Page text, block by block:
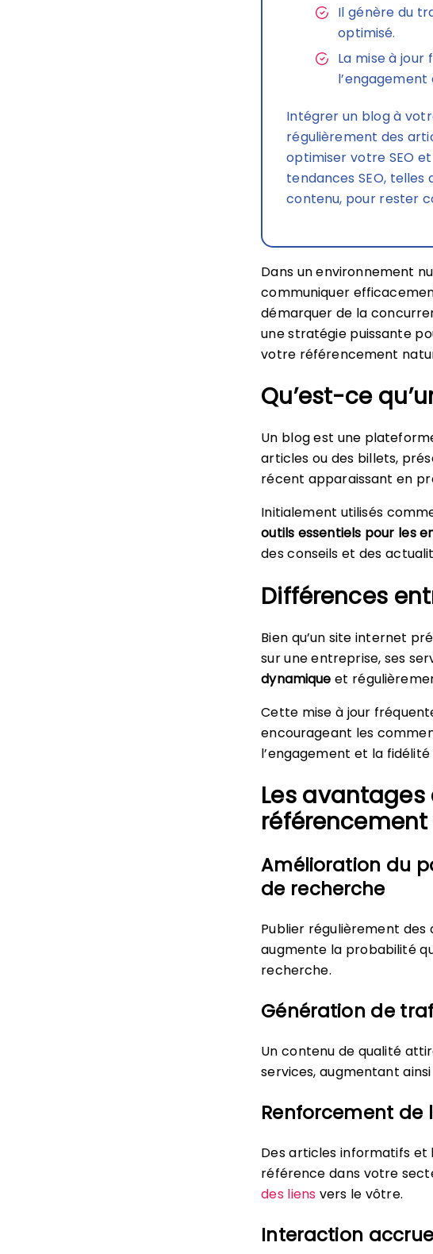
Il génère du
optimisé.
La mise à
l’engagement
Intégrer un blog à
régulièrement des
optimiser votre SEO
tendances SEO,
contenu, pour rester
Dans un environnement
communiquer
démarquer de la
une stratégie puissante
votre référencement
Qu’est-ce
Un blog est une
articles ou des billets,
récent apparaissant en
Initialement utilisés
outils essentiels pour les
des conseils et des
Différences
Bien qu’un site internet
sur une entreprise, ses
dynamique et
Cette mise à jour
encourageant les
l’engagement et la fidélité
Les avantages
Amélioration du
de recherche
Publier régulièrement
augmente la probabilité
recherche.
Génération de
Un contenu de qualité
services, augmentant
Renforcement de
Des articles informatifs
référence dans votre
des liens vers le vôtre.
Interaction